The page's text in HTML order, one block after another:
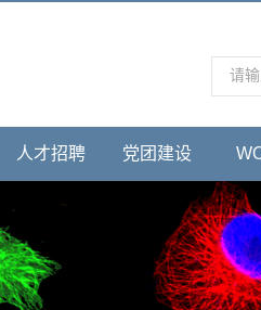
人才招聘 党团建设